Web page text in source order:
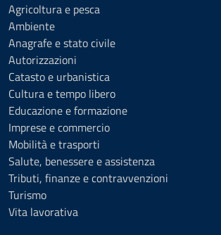
Agricoltura e pesca
Ambiente
Anagrafe e stato civile
Autorizzazioni
Catasto e urbanistica
Cultura e tempo libero
Educazione e formazione
Imprese e commercio
Mobilità e trasporti
Salute, benessere e assistenza
Tributi, finanze e contravvenzioni
Turismo
Vita lavorativa